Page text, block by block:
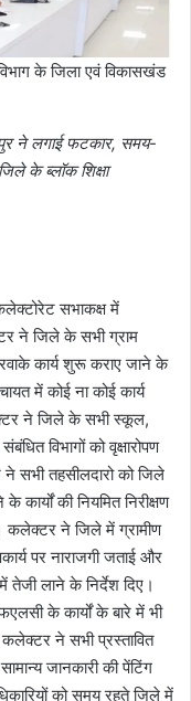
के जिला एवं विकासखंड
ने लगाई फटकार, समय-
के ब्लॉक शिक्षा
सभाकक्ष में
ने जिले के सभी ग्राम
कार्य शुरू कराए जाने के
में कोई ना कोई कार्य
ने जिले के सभी स्कूल,
विभागों को वृक्षारोपण
सभी तहसीलदारो को जिले
की नियमित निरीक्षण
कलेक्टर ने जिले में ग्रामीण
पर नाराजगी जताई और
लाने के निर्देश दिए।
के कार्यों के बारे में भी
कलेक्टर ने सभी प्रस्तावित
जानकारी की पेंटिंग
को समय रहते जिले में